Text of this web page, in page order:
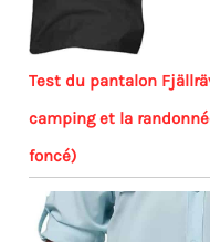
Test du pantalon
camping et la
foncé)